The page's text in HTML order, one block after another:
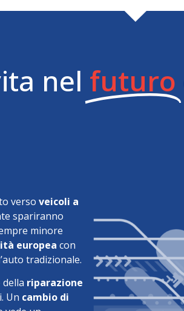
nel futuro
verso veicoli a
spariranno
minore
europea con
tradizionale.
riparazione
Un cambio di